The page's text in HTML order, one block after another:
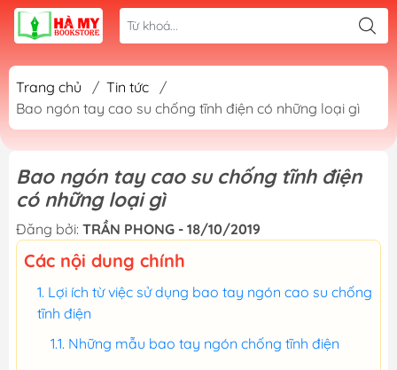
Trang chủ / Tin tức
/
Bao ngón tay cao su chống tĩnh điện có những loại gì
Bao ngón tay cao su chống tĩnh điện
có những loại gì
Đăng bởi: TRẦN PHONG - 18/10/2019
Các nội dung chính
Lợi ích từ việc sử dụng bao tay ngón cao su chống
tĩnh điện
Những mẫu bao tay ngón chống tĩnh điện